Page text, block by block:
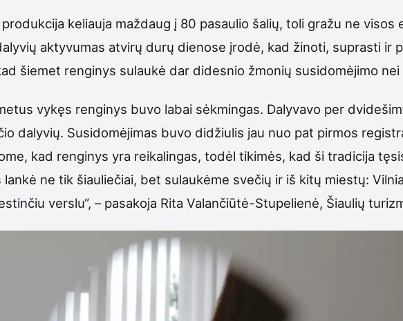
keliauja maždaug į 80 pasaulio šalių, toli gražu ne
aktyvumas atvirų durų dienose įrodė, kad žinoti, suprasti ir
šiemet renginys sulaukė dar didesnio žmonių susidomėjimo nei
vykęs renginys buvo labai sėkmingas. Dalyvavo per
dalyvių. Susidomėjimas buvo didžiulis jau nuo pat pirmos
kad renginys yra reikalingas, todėl tikimės, kad ši tradicija
ne tik šiauliečiai, bet sulaukėme svečių ir iš kitų miestų:
verslu“, – pasakoja Rita Valančiūtė-Stupelienė, Šiaulių